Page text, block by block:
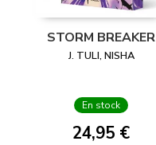
STORM BREAKER
J. TULI, NISHA
En stock
24,95 €